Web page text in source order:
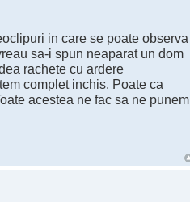
in care se poate observa
sa-i spun neaparat un dom
rachete cu ardere
complet inchis. Poate ca
acestea ne fac sa ne punem